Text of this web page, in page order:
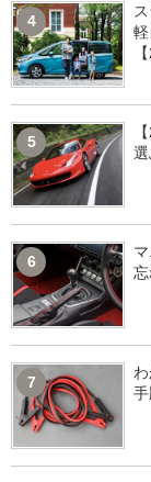
4
5
6
7